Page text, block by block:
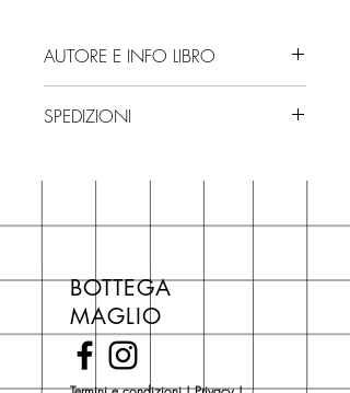
AUTORE E INFO LIBRO
Editore: Feltrinelli
ISBN: 9788807892813
SPEDIZIONI
3/4 giorni, secondo disponibilità
di copertina, escluse le ultime
novità Maglio Editore (vedi etichetta
Novità).
Una volta nel carrello puoi decidere
BOTTEGA
MAGLIO